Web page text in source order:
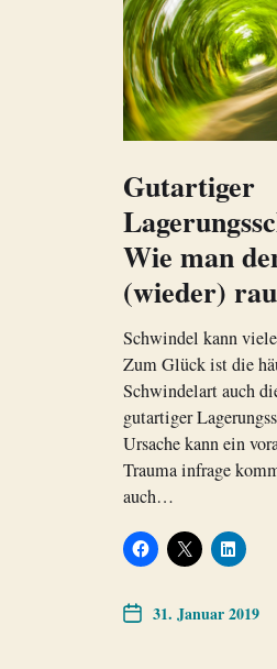
Gutartiger
Wie man
(wieder)
Schwindel kann
Zum Glück ist die
Schwindelart auch
gutartiger
Ursache kann ein
Trauma infrage
auch…
31. Januar 2019